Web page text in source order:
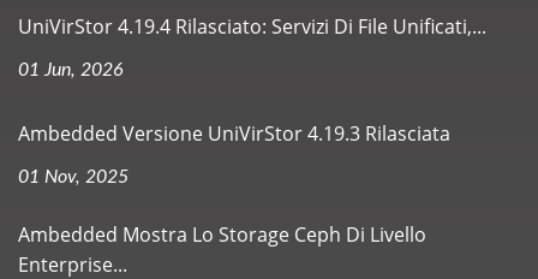
UniVirStor 4.19.4 Rilasciato: Servizi Di File Unificati,...
01 Jun, 2026
Ambedded Versione UniVirStor 4.19.3 Rilasciata
01 Nov, 2025
Ambedded Mostra Lo Storage Ceph Di Livello
Enterprise...